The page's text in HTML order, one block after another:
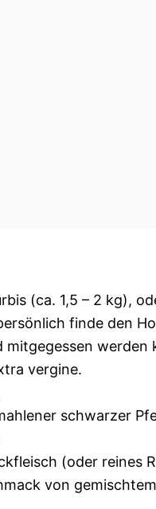
(ca. 1,5 – 2 kg),
finde den
werden
vergine.
schwarzer
(oder reines
von